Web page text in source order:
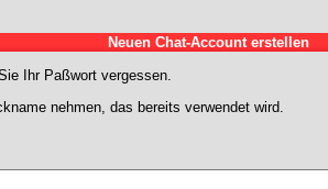
Neuen Chat-Account erstellen
Ihr Paßwort vergessen.
nehmen, das bereits verwendet wird.